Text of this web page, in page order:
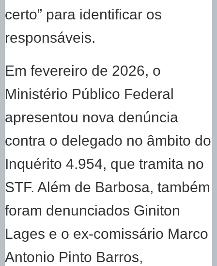
certo” para identificar os
responsáveis.
Em fevereiro de 2026, o
Ministério Público Federal
apresentou nova denúncia
contra o delegado no âmbito do
Inquérito 4.954, que tramita no
STF. Além de Barbosa, também
foram denunciados Giniton
Lages e o ex-comissário Marco
Antonio Pinto Barros,